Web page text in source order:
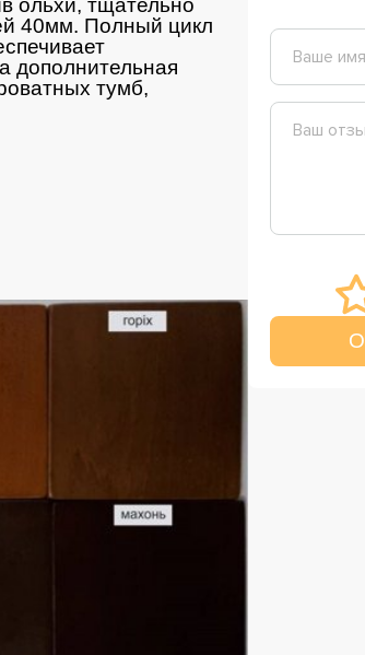
40мм. Полный цикл
дополнительная
тумб,